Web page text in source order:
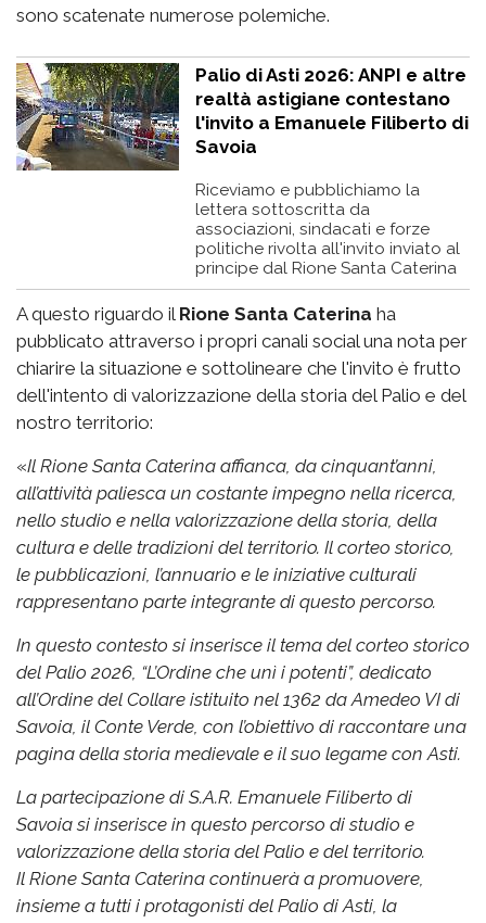
sono scatenate numerose polemiche.
Palio di Asti 2026: ANPI e altre
realtà astigiane contestano
l'invito a Emanuele Filiberto di
Savoia
Riceviamo e pubblichiamo la
lettera sottoscritta da
associazioni, sindacati e forze
politiche rivolta all'invito inviato al
principe dal Rione Santa Caterina
A questo riguardo il Rione Santa Caterina ha
pubblicato attraverso i propri canali social una nota per
chiarire la situazione e sottolineare che l'invito è frutto
dell'intento di valorizzazione della storia del Palio e del
nostro territorio:
«Il Rione Santa Caterina affianca, da cinquant’anni,
all’attività paliesca un costante impegno nella ricerca,
nello studio e nella valorizzazione della storia, della
cultura e delle tradizioni del territorio. Il corteo storico,
le pubblicazioni, l’annuario e le iniziative culturali
rappresentano parte integrante di questo percorso.
In questo contesto si inserisce il tema del corteo storico
del Palio 2026, “L’Ordine che unì i potenti”, dedicato
all’Ordine del Collare istituito nel 1362 da Amedeo VI di
Savoia, il Conte Verde, con l’obiettivo di raccontare una
pagina della storia medievale e il suo legame con Asti.
La partecipazione di S.A.R. Emanuele Filiberto di
Savoia si inserisce in questo percorso di studio e
valorizzazione della storia del Palio e del territorio.
Il Rione Santa Caterina continuerà a promuovere,
insieme a tutti i protagonisti del Palio di Asti, la